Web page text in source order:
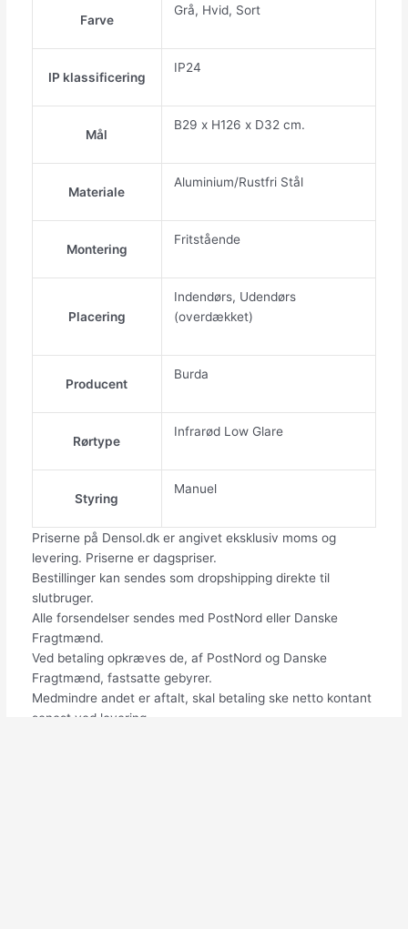
Farve
Grå, Hvid, Sort
IP klassificering
IP24
Mål
B29 x H126 x D32 cm.
Materiale
Aluminium/Rustfri Stål
Montering
Fritstående
Placering
Indendørs, Udendørs
(overdækket)
Producent
Burda
Rørtype
Infrarød Low Glare
Styring
Manuel
Priserne på Densol.dk er angivet eksklusiv moms og
levering. Priserne er dagspriser.
Bestillinger kan sendes som dropshipping direkte til
slutbruger.
Alle forsendelser sendes med PostNord eller Danske
Fragtmænd.
Ved betaling opkræves de, af PostNord og Danske
Fragtmænd, fastsatte gebyrer.
Medmindre andet er aftalt, skal betaling ske netto kontant
senest ved levering.